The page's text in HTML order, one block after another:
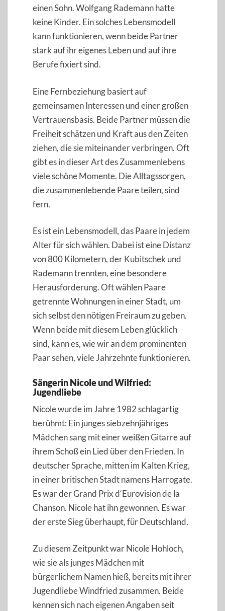
einen Sohn. Wolfgang Rademann hatte
keine Kinder. Ein solches Lebensmodell
kann funktionieren, wenn beide Partner
stark auf ihr eigenes Leben und auf ihre
Berufe fixiert sind.
Eine Fernbeziehung basiert auf
gemeinsamen Interessen und einer großen
Vertrauensbasis. Beide Partner müssen die
Freiheit schätzen und Kraft aus den Zeiten
ziehen, die sie miteinander verbringen. Oft
gibt es in dieser Art des Zusammenlebens
viele schöne Momente. Die Alltagssorgen,
die zusammenlebende Paare teilen, sind
fern.
Es ist ein Lebensmodell, das Paare in jedem
Alter für sich wählen. Dabei ist eine Distanz
von 800 Kilometern, der Kubitschek und
Rademann trennten, eine besondere
Herausforderung. Oft wählen Paare
getrennte Wohnungen in einer Stadt, um
sich selbst den nötigen Freiraum zu geben.
Wenn beide mit diesem Leben glücklich
sind, kann es, wie wir an dem prominenten
Paar sehen, viele Jahrzehnte funktionieren.
Sängerin Nicole und Wilfried:
Jugendliebe
Nicole wurde im Jahre 1982 schlagartig
berühmt: Ein junges siebzehnjähriges
Mädchen sang mit einer weißen Gitarre auf
ihrem Schoß ein Lied über den Frieden. In
deutscher Sprache, mitten im Kalten Krieg,
in einer britischen Stadt namens Harrogate.
Es war der Grand Prix d‘Eurovision de la
Chanson. Nicole hat ihn gewonnen. Es war
der erste Sieg überhaupt, für Deutschland.
Zu diesem Zeitpunkt war Nicole Hohloch,
wie sie als junges Mädchen mit
bürgerlichem Namen hieß, bereits mit ihrer
Jugendliebe Windfried zusammen. Beide
kennen sich nach eigenen Angaben seit